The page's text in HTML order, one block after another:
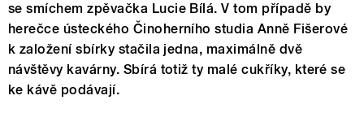
se smíchem zpěvačka Lucie Bílá. V tom případě by
herečce ústeckého Činoherního studia Anně Fišerové
k založení sbírky stačila jedna, maximálně dvě
návštěvy kavárny. Sbírá totiž ty malé cukříky, které se
ke kávě podávají.